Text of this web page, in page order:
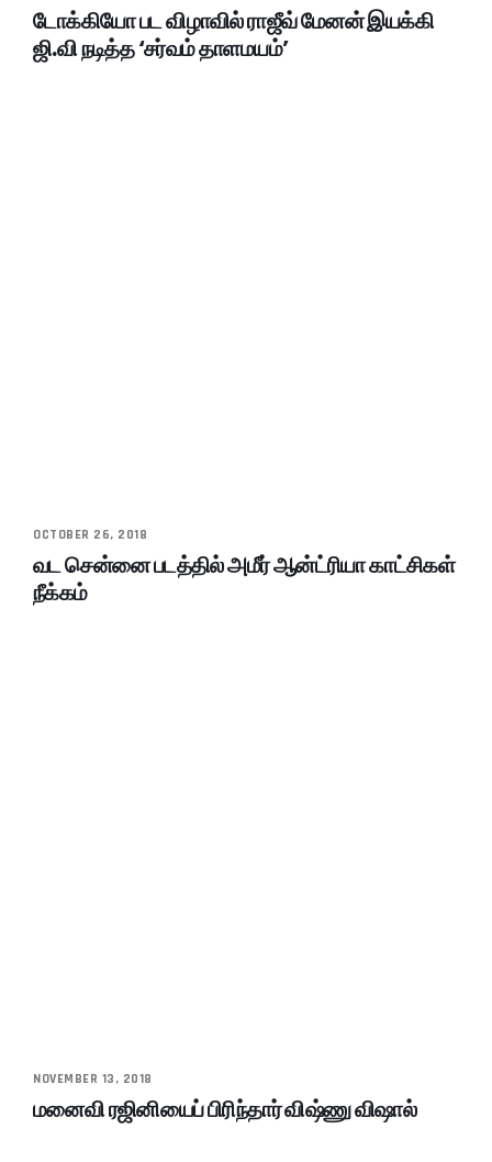
டோக்கியோ பட விழாவில் ராஜீவ் மேனன் இயக்கி
ஜி.வி நடித்த ‘சர்வம் தாளமயம்’
OCTOBER 26, 2018
வட சென்னை படத்தில் அமீர் ஆன்ட்ரியா காட்சிகள்
நீக்கம்
NOVEMBER 13, 2018
மனைவி ரஜினியைப் பிரிந்தார் விஷ்ணு விஷால்